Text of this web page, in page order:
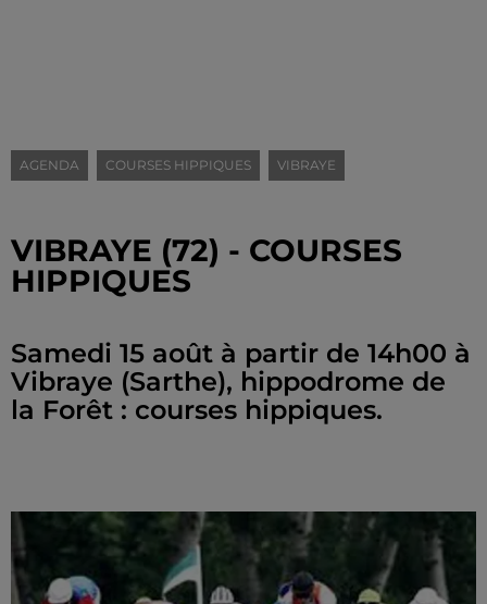
AGENDA COURSES HIPPIQUES VIBRAYE
VIBRAYE (72) - COURSES
HIPPIQUES
Samedi 15 août à partir de 14h00 à
Vibraye (Sarthe), hippodrome de
la Forêt : courses hippiques.